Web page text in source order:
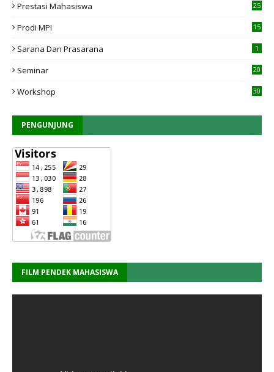
Prestasi Mahasiswa 25
Prodi MPI
15
Sarana Dan Prasarana 1
Seminar 20
Workshop 30
PENGUNJUNG
FILM PENDEK MAHASISWA